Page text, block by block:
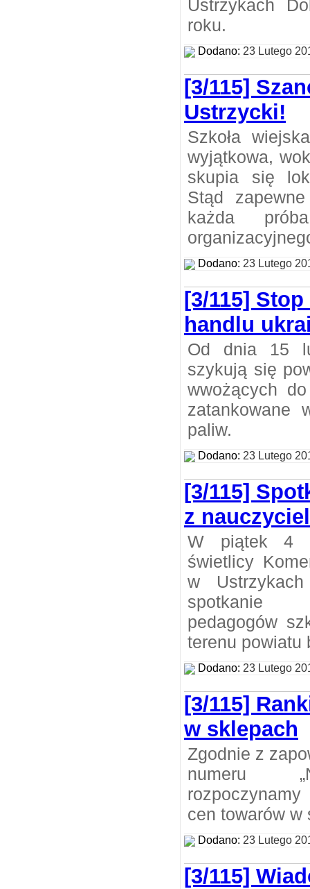
Ustrzykach
roku.
Dodano: 23 Lutego
[3/115]
Ustrzycki!
Szkoła
wyjątkowa,
skupia się
Stąd
każda
Dodano: 23 Lutego
[3/115]
handlu
Od dnia 15
szykują się
wwożących
zatankowane
paliw.
Dodano: 23 Lutego
[3/115]
z
W piątek 4
świetlicy
w
spotkanie
pedagogów
terenu powiatu
Dodano: 23 Lutego
[3/115]
w sklepach
Zgodnie z
numeru
cen towarów w
Dodano: 23 Lutego
[3/115]